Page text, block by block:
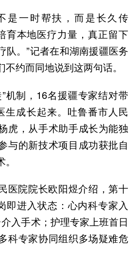
是一时帮扶，而是长久传
育本地医疗力量，真正留下
队。”记者在和湖南援疆医务
约而同地说到这两句话。
机制，16名援疆专家结对带
生成长起来。吐鲁番市人民
虎，从手术助手成长为能独
与的新技术项目成功获批自
医院院长欧阳煜介绍，第十
即进入状态：心内科专家入
入手术；护理专家上班首日
科专家协同组织多场疑难危